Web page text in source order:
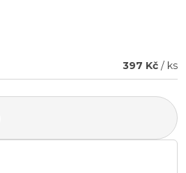
397 Kč / ks